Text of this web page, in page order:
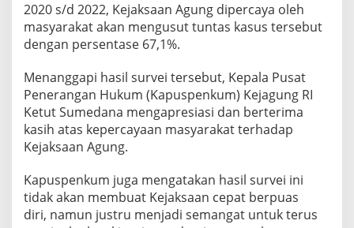
2020 s/d 2022, Kejaksaan Agung dipercaya oleh
masyarakat akan mengusut tuntas kasus tersebut
dengan persentase 67,1%.
Menanggapi hasil survei tersebut, Kepala Pusat
Penerangan Hukum (Kapuspenkum) Kejagung RI
Ketut Sumedana mengapresiasi dan berterima
kasih atas kepercayaan masyarakat terhadap
Kejaksaan Agung.
Kapuspenkum juga mengatakan hasil survei ini
tidak akan membuat Kejaksaan cepat berpuas
diri, namun justru menjadi semangat untuk terus